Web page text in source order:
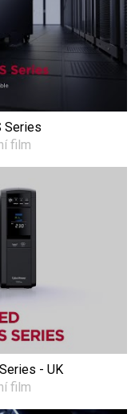
Series
film
- UK
film